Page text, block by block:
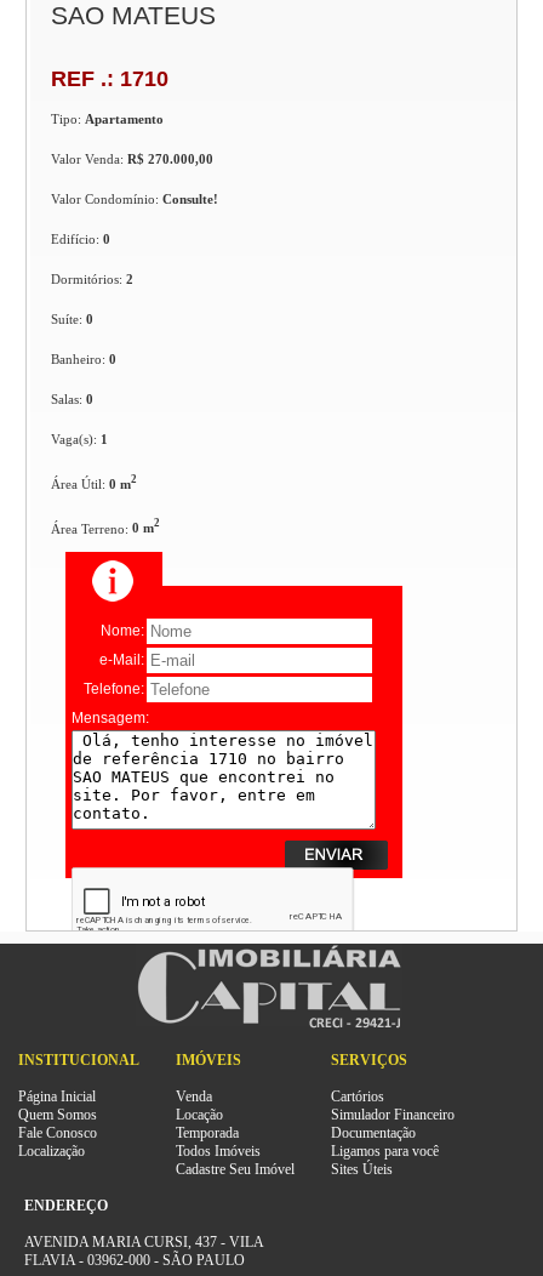
SAO MATEUS
REF .: 1710
Tipo: Apartamento
Valor Venda:R$ 270.000,00
Valor Condomínio:Consulte!
Edifício:0
Dormitórios:2
Suíte:0
Banheiro:0
Salas:0
Vaga(s): 1
Área Útil:0 m2
Área Terreno:0 m2
Nome:
e-Mail:
Telefone:
Mensagem:
INSTITUCIONAL
Página Inicial
Quem Somos
Fale Conosco
Localização
IMÓVEIS
Venda
Locação
Temporada
Todos Imóveis
Cadastre Seu Imóvel
SERVIÇOS
Cartórios
Simulador Financeiro
Documentação
Ligamos para você
Sites Úteis
ENDEREÇO
AVENIDA MARIA CURSI, 437 - VILA
FLAVIA - 03962-000 - SÃO PAULO